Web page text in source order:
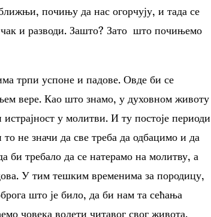
почињу да нас огорчују, и тада се
и разводи. Зашто? Зато што почињемо
трпи успоне и падове. Овде би се
вере. Као што знамо, у духовном животу
у молитви. И ту постоје периоди
не значи да све треба да одбацимо и да
би требало да се натерамо на молитву, а
У тим тешким временима за породицу,
што је било, да би нам та сећања
човека волети читавог свог живота.